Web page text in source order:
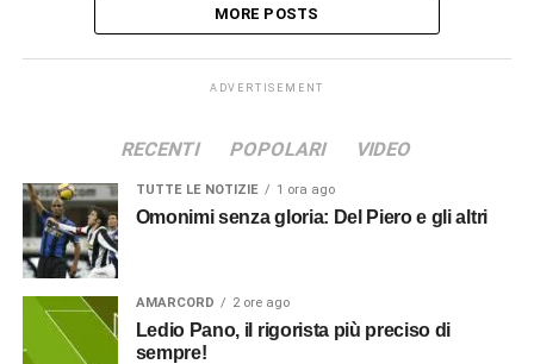
MORE POSTS
ADVERTISEMENT
RECENTI POPOLARI VIDEO
TUTTE LE NOTIZIE 1 ora ago
Omonimi senza gloria: Del Piero e gli altri
AMARCORD 2 ore ago
Ledio Pano, il rigorista più preciso di
sempre!